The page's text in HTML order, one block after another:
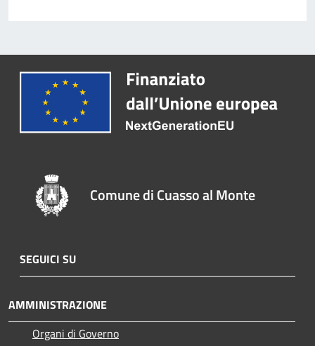
Comune di Cuasso al Monte
SEGUICI SU
AMMINISTRAZIONE
Organi di Governo